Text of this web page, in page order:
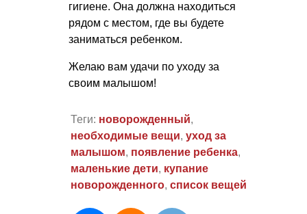
гигиене. Она должна находиться
рядом с местом, где вы будете
заниматься ребенком.
Желаю вам удачи по уходу за
своим малышом!
Теги: новорожденный,
необходимые вещи, уход за
малышом, появление ребенка,
маленькие дети, купание
новорожденного, список вещей